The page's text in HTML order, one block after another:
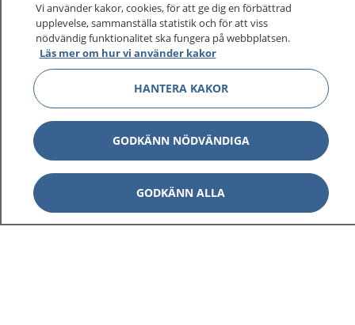
sjukdomar och vilka mottagningar du kan kontakta.
Logga in för att läsa din journal och göra dina
vårdärenden. Ring telefonnummer 1177 för
sjukvårdsrådgivning dygnet runt.
1177 ger dig råd när du vill må bättre.
1177 på flera språk Visa
Vi använder kakor, cookies, för att ge dig en förbättrad
upplevelse, sammanställa statistik och för att viss
nödvändig funktionalitet ska fungera på webbplatsen.
Läs mer om hur vi använder kakor
HANTERA KAKOR
GODKÄNN NÖDVÄNDIGA
GODKÄNN ALLA